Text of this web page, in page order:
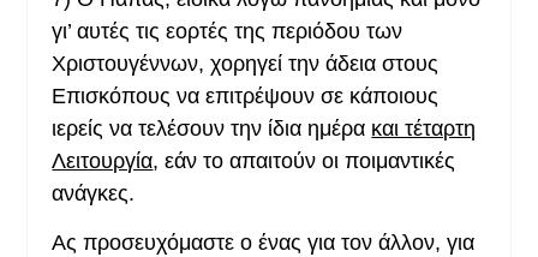
γι’ αυτές τις εορτές της περιόδου των
Χριστουγέννων, χορηγεί την άδεια στους
Επισκόπους να επιτρέψουν σε κάποιους
ιερείς να τελέσουν την ίδια ημέρα και τέταρτη
Λειτουργία, εάν το απαιτούν οι ποιμαντικές
ανάγκες.
Ας προσευχόμαστε ο ένας για τον άλλον, για